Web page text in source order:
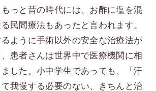
っと昔の時代には、お酢に塩を混
民間療法もあったと言われます。
ように手術以外の安全な治療法が
患者さんは世界中で医療機関に相
した。小中学生であっても、「汗
我慢する必要のない、きちんと治